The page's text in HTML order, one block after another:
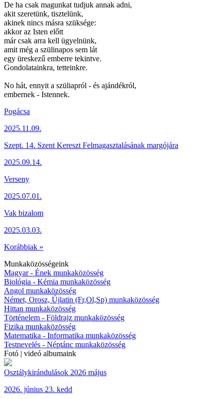
De ha csak magunkat tudjuk annak adni,
akit szeretünk, tisztelünk,
akinek nincs másra szüksége:
akkor az Isten előtt
már csak arra kell ügyelnünk,
amit még a szülinapos sem lát
egy üreskezű emberre tekintve.
Gondolatainkra, tetteinkre.
No hát, ennyit a szüliapról - és ajándékról,
embernek - Istennek.
Pogácsa
2025.11.09.
Szept. 14. Szent Kereszt Felmagasztalásának margójára
2025.09.14.
Verseny
2025.07.01.
Vak bizalom
2025.03.03.
Korábbiak »
Munkaközösségeink
Magyar - Ének munkaközösség
Biológia - Kémia munkaközösség
Angol munkaközösség
Német, Orosz, Újlatin (Fr,Ol,Sp) munkaközösség
Hittan munkaközösség
Történelem - Földrajz munkaközösség
Fizika munkaközösség
Matematika - Informatika munkaközösség
Testnevelés - Néptánc munkaközösség
Fotó | videó albumaink
Osztálykirándulások 2026 május
2026. június 23. kedd